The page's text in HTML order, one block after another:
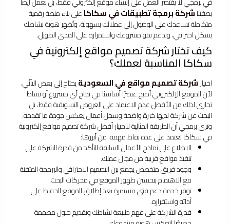
بصفتناشركة برمجة تطبيقات في سكاكاعلى بناء منصة رقمية
متكاملة تساعدك على الوصول إلى عملائك بسهولة، وتُظهر هوية نشاطك
بشكل احترافي، وتدعم نمو مشروعك واستمراره على المدى الطويل.
كيف تختار شركة تصميم مواقع إلكترونية في
سكاكا المناسبة لعملك؟
اختيارشركة تصميم مواقع في السعوديةيحتاج إلى بعض التأنّي،
لأن الموقع الإلكتروني أصبح عنصرًا أساسيًا في نجاح أي مشروع أو نشاط
تجاري لذلك من الأفضل عدم الاعتماد على العروض التسويقية فقط، بل
البحث عن شركة لديها خبرة واضحة وسجل أعمال يعكس جودة ما تقدمه.
وترى برمجي أن الطريقة المثالية لاختيار أفضل شركة تصميم مواقع إلكترونية
في سكاكا تعتمد على عدة نقاط مهمة، من أبرزها:
الاطلاع على نماذج الأعمال السابقة للتأكد من قدرة الشركة على
تنفيذ مواقع قريبة من مجال عملك.
وجود فريق متخصص يجمع بين التصميم الاحترافي والبرمجة المتقنة
مع الاهتمام بتحسين ظهور الموقع في محركات البحث.
توفر خدمة دعم فني مستمرة بعد إطلاق الموقع للحفاظ على
أدائه واستقراره.
قدرة الشركة على فهم طبيعة نشاطك وتقديم حلول مصممة